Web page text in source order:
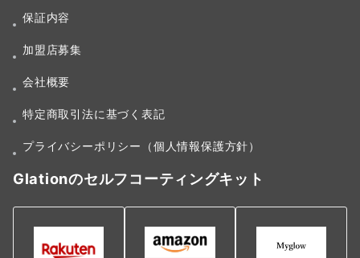
保証内容
加盟店募集
会社概要
特定商取引法に基づく表記
プライバシーポリシー（個人情報保護方針）
Glationのセルフコーティングキット